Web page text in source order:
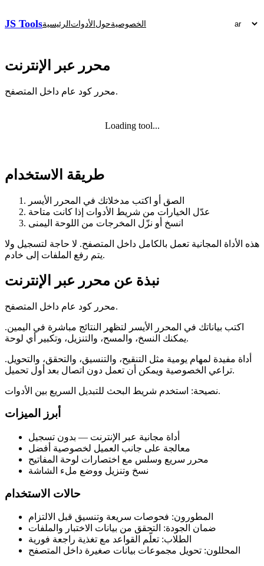
JS Toolsالرئيسية الأدوات حولالخصوصية
محرر عبر الإنترنت
محرر كود عام داخل المتصفح.
Loading tool...
طريقة الاستخدام
الصق أو اكتب مدخلاتك في المحرر الأيسر
عدّل الخيارات من شريط الأدوات إذا كانت متاحة
انسخ أو نزّل المخرجات من اللوحة اليمنى
هذه الأداة المجانية تعمل بالكامل داخل المتصفح. لا حاجة لتسجيل ولا
يتم رفع الملفات إلى خادم.
نبذة عن محرر عبر الإنترنت
محرر كود عام داخل المتصفح.
اكتب بياناتك في المحرر الأيسر لتظهر النتائج مباشرة في اليمين.
يمكنك النسخ، والمسح، والتنزيل، وتكبير أي لوحة.
أداة مفيدة لمهام يومية مثل التنقيح، والتنسيق، والتحقق، والتحويل.
تراعي الخصوصية ويمكن أن تعمل دون اتصال بعد أول تحميل.
نصيحة: استخدم شريط البحث للتبديل السريع بين الأدوات.
أبرز الميزات
أداة مجانية عبر الإنترنت — بدون تسجيل
معالجة على جانب العميل لخصوصية أفضل
محرر سريع وسلس مع اختصارات لوحة المفاتيح
نسخ وتنزيل ووضع ملء الشاشة
حالات الاستخدام
المطورون: فحوصات سريعة وتنسيق قبل الالتزام
ضمان الجودة: التحقق من بيانات الاختبار والملفات
الطلاب: تعلّم القواعد مع تغذية راجعة فورية
المحللون: تحويل مجموعات بيانات صغيرة داخل المتصفح